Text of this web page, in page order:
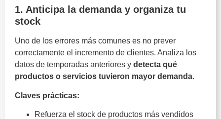
1. Anticipa la demanda y organiza tu
stock
Uno de los errores más comunes es no prever
correctamente el incremento de clientes. Analiza los
datos de temporadas anteriores y detecta qué
productos o servicios tuvieron mayor demanda.
Claves prácticas:
Refuerza el stock de productos más vendidos